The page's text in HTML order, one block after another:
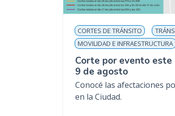
CORTES DE TRÁNSITO
MOVILIDAD E INFRAESTRUCTURA
Corte por evento
9 de agosto
Conocé las afectaciones
en la Ciudad.